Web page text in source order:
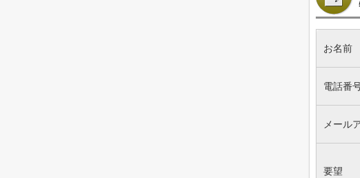
お名前
電話番
メール
要望